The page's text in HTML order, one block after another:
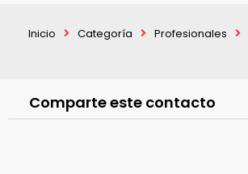
Inicio Categoría Profesionales
Comparte este contacto